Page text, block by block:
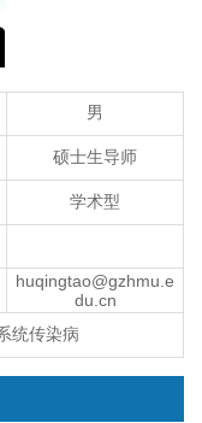
男
硕士生导师
学术型
huqingtao@gzhmu.e
du.cn
统传染病